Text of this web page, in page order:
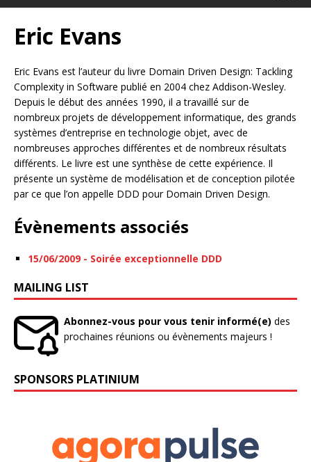
Eric Evans
Eric Evans est l’auteur du livre Domain Driven Design: Tackling
Complexity in Software publié en 2004 chez Addison-Wesley.
Depuis le début des années 1990, il a travaillé sur de
nombreux projets de développement informatique, des grands
systèmes d’entreprise en technologie objet, avec de
nombreuses approches différentes et de nombreux résultats
différents. Le livre est une synthèse de cette expérience. Il
présente un système de modélisation et de conception pilotée
par ce que l’on appelle DDD pour Domain Driven Design.
Évènements associés
15/06/2009 - Soirée exceptionnelle DDD
MAILING LIST
Abonnez-vous pour vous tenir informé(e) des
prochaines réunions ou évènements majeurs !
SPONSORS PLATINIUM